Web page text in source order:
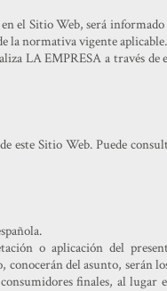
el Sitio Web, será
la normativa vigente aplicable.
LA EMPRESA a través
este Sitio Web. Puede
o aplicación del
del asunto, serán
finales, al lugar